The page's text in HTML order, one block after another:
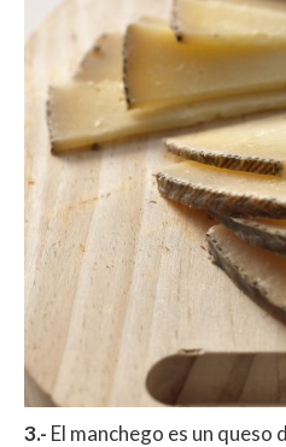
3.- El manchego es un queso